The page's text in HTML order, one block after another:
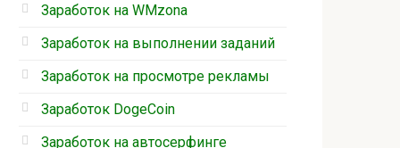
Заработок на WMzona
Заработок на выполнении заданий
Заработок на просмотре рекламы
Заработок DogeCoin
Заработок на автосерфинге